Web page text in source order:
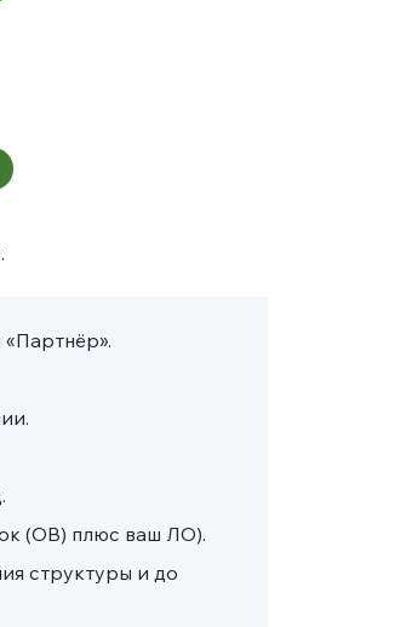
(ОВ) плюс ваш ЛО).
структуры и до